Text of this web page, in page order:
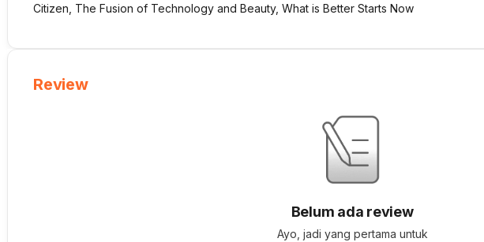
Citizen, The Fusion of Technology and Beauty, What is Better Starts Now
Review
Belum ada review
Ayo, jadi yang pertama untuk